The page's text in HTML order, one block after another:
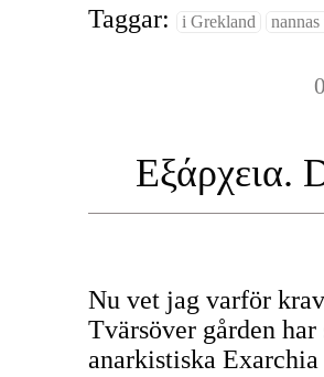
Taggar:
i Grekland
Εξάρχεια.
Nu vet jag varför
Tvärsöver gården
anarkistiska